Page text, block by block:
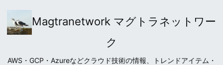
Magtranetwork マグトラネットワー
ク
AWS・GCP・Azureなどクラウド技術の情報、トレンドアイテム・